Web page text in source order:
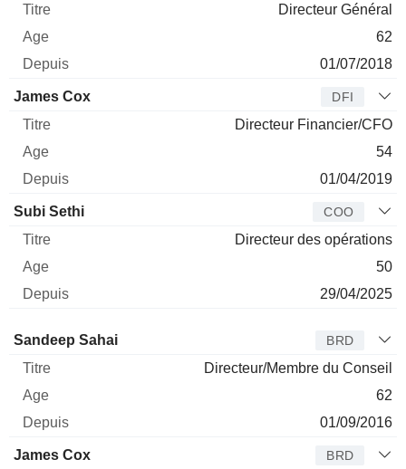
Directeur Général
62
01/07/2018
James Cox DFI
Directeur Financier/CFO
54
01/04/2019
Subi Sethi COO
Directeur des opérations
50
29/04/2025
Administrateur Titre
Sandeep Sahai BRD
Directeur/Membre du Conseil
62
01/09/2016
James Cox BRD